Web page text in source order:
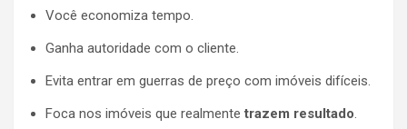
Você economiza tempo.
Ganha autoridade com o cliente.
Evita entrar em guerras de preço com imóveis difíceis.
Foca nos imóveis que realmentetrazem resultado.